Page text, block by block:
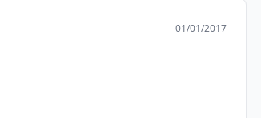
01/01/2017